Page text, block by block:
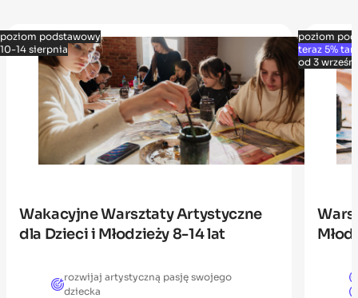
poziom podstawowy
10-14 sierpnia
Wakacyjne Warsztaty Artystyczne
dla Dzieci i Młodzieży 8-14 lat
rozwijaj artystyczną pasję swojego
dziecka
poziom
teraz 5%
od 3